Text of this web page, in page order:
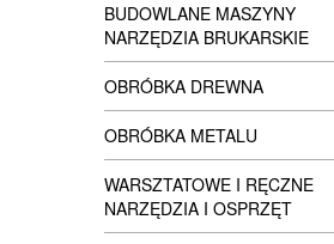
BUDOWLANE MASZYNY
NARZĘDZIA BRUKARSKIE
OBRÓBKA DREWNA
OBRÓBKA METALU
WARSZTATOWE I RĘCZNE
NARZĘDZIA I OSPRZĘT